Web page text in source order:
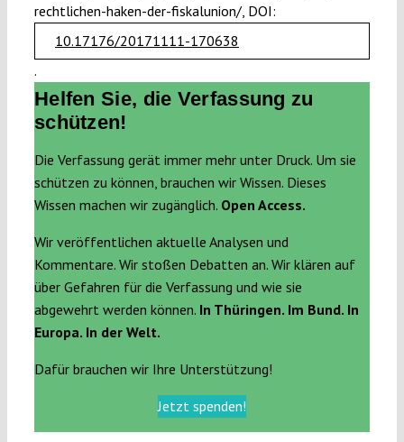
rechtlichen-haken-der-fiskalunion/, DOI:
10.17176/20171111-170638
.
Helfen Sie, die Verfassung zu
schützen!
Die Verfassung gerät immer mehr unter Druck. Um sie
schützen zu können, brauchen wir Wissen. Dieses
Wissen machen wir zugänglich. Open Access.
Wir veröffentlichen aktuelle Analysen und
Kommentare. Wir stoßen Debatten an. Wir klären auf
über Gefahren für die Verfassung und wie sie
abgewehrt werden können. In Thüringen. Im Bund. In
Europa. In der Welt.
Dafür brauchen wir Ihre Unterstützung!
Jetzt spenden!